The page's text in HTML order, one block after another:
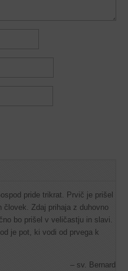
pride trikrat. Prvič je prišel
človek. Zdaj prihaja z duhovno
bo prišel v veličastju in slavi.
je pot, ki vodi od prvega k
sv. Bernard